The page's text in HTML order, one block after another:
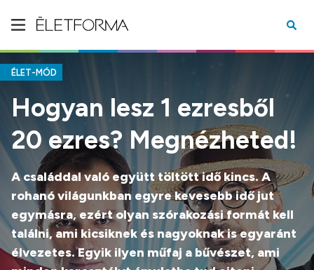
ÉLET-MÓD
Hogyan lesz 1 ezresből
20 ezres? Megnézheted!
A családdal való együtt töltött idő kincs. A
rohanó világunkban egyre kevesebb idő jut
egymásra, ezért olyan szórakozási formát kell
találni, ami kicsiknek és nagyoknak is egyaránt
élvezetes. Egyik ilyen műfaj a bűvészet, ami